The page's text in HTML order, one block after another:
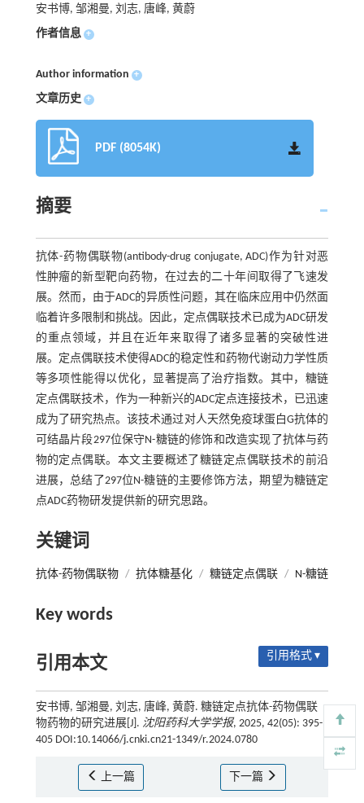
安书博, 邹湘曼, 刘志, 唐峰, 黄蔚
作者信息 +
Author information +
文章历史 +
PDF (8054K)
摘要
抗体-药物偶联物(antibody-drug conjugate, ADC)作为针对恶
性肿瘤的新型靶向药物，在过去的二十年间取得了飞速发
展。然而，由于ADC的异质性问题，其在临床应用中仍然面
临着许多限制和挑战。因此，定点偶联技术已成为ADC研发
的重点领域，并且在近年来取得了诸多显著的突破性进
展。定点偶联技术使得ADC的稳定性和药物代谢动力学性质
等多项性能得以优化，显著提高了治疗指数。其中，糖链
定点偶联技术，作为一种新兴的ADC定点连接技术，已迅速
成为了研究热点。该技术通过对人天然免疫球蛋白G抗体的
可结晶片段297位保守N-糖链的修饰和改造实现了抗体与药
物的定点偶联。本文主要概述了糖链定点偶联技术的前沿
进展，总结了297位N-糖链的主要修饰方法，期望为糖链定
点ADC药物研发提供新的研究思路。
关键词
抗体-药物偶联物 / 抗体糖基化 / 糖链定点偶联 / N-糖链
Key words
引用本文 引用格式 ▾
安书博, 邹湘曼, 刘志, 唐峰, 黄蔚. 糖链定点抗体-药物偶联
物药物的研究进展[J]. 沈阳药科大学学报, 2025, 42(05): 395-
405 DOI:10.14066/j.cnki.cn21-1349/r.2024.0780
上一篇 下一篇